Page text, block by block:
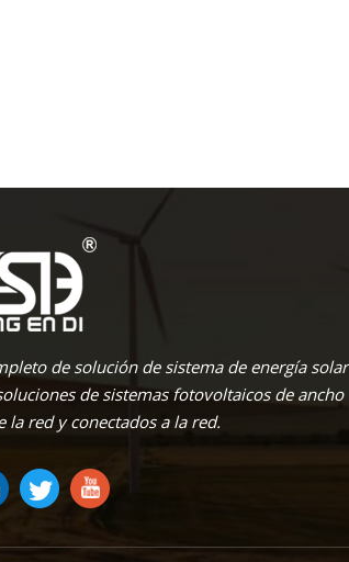
de solución de sistema de energía solar
de sistemas fotovoltaicos de ancho
la red y conectados a la red.